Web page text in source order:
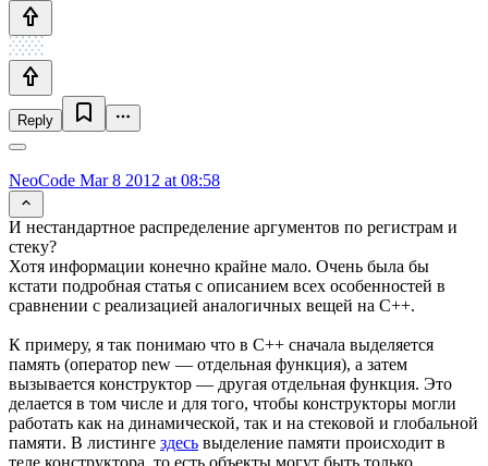
Reply
NeoCode Mar 8 2012 at 08:58
И нестандартное распределение аргументов по регистрам и
стеку?
Хотя информации конечно крайне мало. Очень была бы
кстати подробная статья с описанием всех особенностей в
сравнении с реализацией аналогичных вещей на С++.
К примеру, я так понимаю что в С++ сначала выделяется
память (оператор new — отдельная функция), а затем
вызывается конструктор — другая отдельная функция. Это
делается в том числе и для того, чтобы конструкторы могли
работать как на динамической, так и на стековой и глобальной
памяти. В листинге здесь выделение памяти происходит в
теле конструктора, то есть объекты могут быть только